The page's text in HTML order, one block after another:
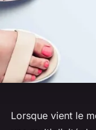
Lorsque vient le